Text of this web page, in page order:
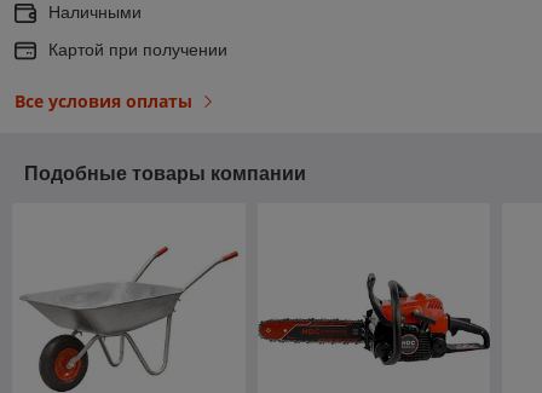
Наличными
Картой при получении
Все условия оплаты
Подобные товары компании